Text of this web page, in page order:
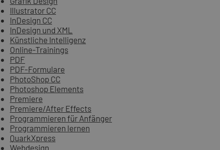
Illustrator CC
InDesign CC
InDesign und XML
Künstliche Intelligenz
Online-Trainings
PDF
PDF-Formulare
PhotoShop CC
Photoshop Elements
Premiere
Premiere/After Effects
Programmieren für Anfänger
Programmieren lernen
QuarkXpress
Webdesign